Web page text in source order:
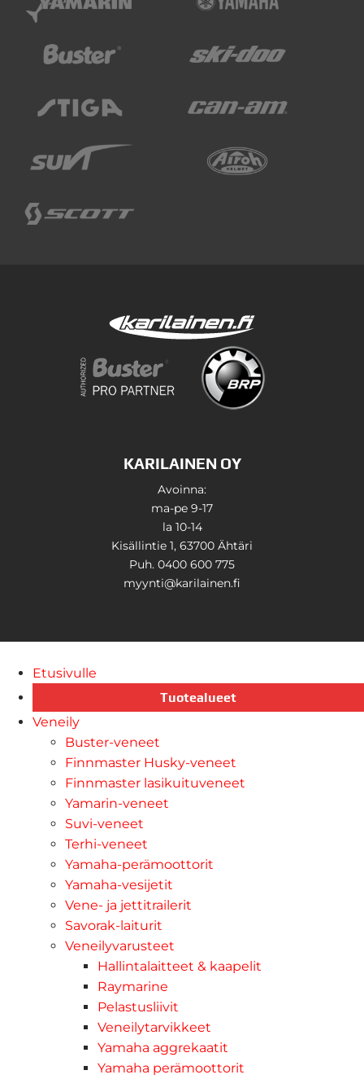
KARILAINEN OY
Avoinna:
ma-pe 9-17
la 10-14
Kisällintie 1, 63700 Ähtäri
Puh. 0400 600 775
myynti@karilainen.fi
Etusivulle
Tuotealueet
Veneily
Buster-veneet
Finnmaster Husky-veneet
Finnmaster lasikuituveneet
Yamarin-veneet
Suvi-veneet
Terhi-veneet
Yamaha-perämoottorit
Yamaha-vesijetit
Vene- ja jettitrailerit
Savorak-laiturit
Veneilyvarusteet
Hallintalaitteet & kaapelit
Raymarine
Pelastusliivit
Veneilytarvikkeet
Yamaha aggrekaatit
Yamaha perämoottorit